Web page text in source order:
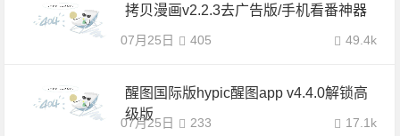
拷贝漫画v2.2.3去广告版/手机看番神器
07月25日 49.4k
405
醒图国际版hypic醒图app v4.4.0解锁高
级版
07月25日 17.1k
233